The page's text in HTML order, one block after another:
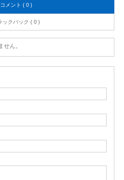
コメント ( 0 )
ックバック ( 0 )
ん。